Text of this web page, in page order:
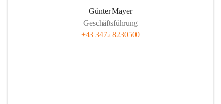
Günter Mayer
Geschäftsführung
+43 3472 8230500